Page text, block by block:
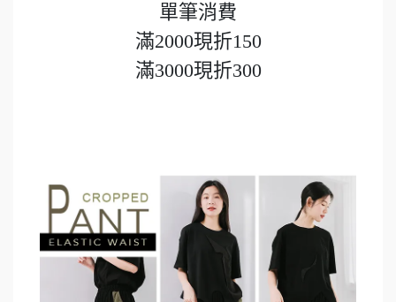
單筆消費
滿2000現折150
滿3000現折300